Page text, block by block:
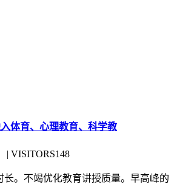
体育、心理教育、科学教
| VISITORS148
长。不竭优化教育讲授质量。早高峰的